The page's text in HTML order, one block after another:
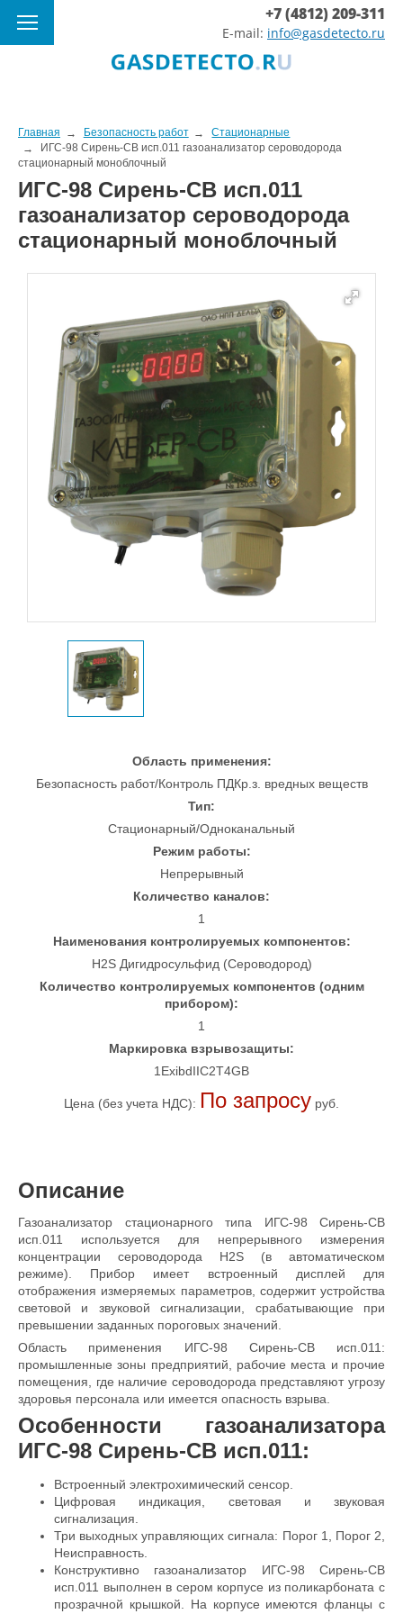
+7 (4812) 209-311
E-mail: info@gasdetecto.ru
Главная Безопасность работ
Стационарные
ИГС-98 Сирень-СВ исп.011 газоанализатор сероводорода
стационарный моноблочный
ИГС-98 Сирень-СВ исп.011
газоанализатор сероводорода
стационарный моноблочный
Область применения:
Безопасность работ/Контроль ПДКр.з. вредных веществ
Тип:
Стационарный/Одноканальный
Режим работы:
Непрерывный
Количество каналов:
1
Наименования контролируемых компонентов:
H2S Дигидросульфид (Сероводород)
Количество контролируемых компонентов (одним
прибором):
1
Маркировка взрывозащиты:
1ExibdIIC2T4GB
Цена (без учета НДС): По запросу руб.
Описание
Газоанализатор стационарного типа ИГС-98 Сирень-СВ
исп.011 используется для непрерывного измерения
концентрации сероводорода H2S (в автоматическом
режиме). Прибор имеет встроенный дисплей для
отображения измеряемых параметров, содержит устройства
световой и звуковой сигнализации, срабатывающие при
превышении заданных пороговых значений.
Область применения ИГС-98 Сирень-СВ исп.011:
промышленные зоны предприятий, рабочие места и прочие
помещения, где наличие сероводорода представляют угрозу
здоровья персонала или имеется опасность взрыва.
Особенности газоанализатора
ИГС-98 Сирень-СВ исп.011:
Встроенный электрохимический сенсор.
Цифровая индикация, световая и звуковая
сигнализация.
Три выходных управляющих сигнала: Порог 1, Порог 2,
Неисправность.
Конструктивно газоанализатор ИГС-98 Сирень-СВ
исп.011 выполнен в сером корпусе из поликарбоната с
прозрачной крышкой. На корпусе имеются фланцы с